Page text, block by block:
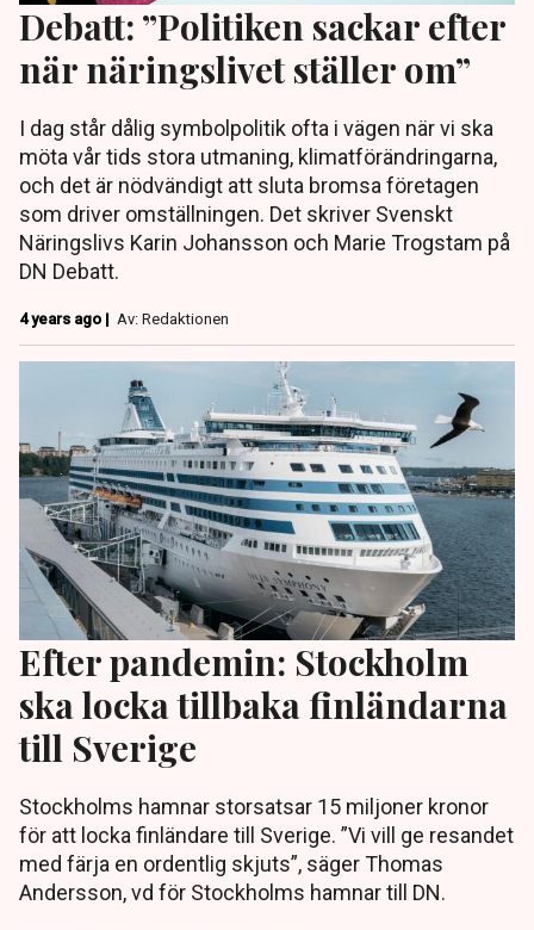
Debatt: ”Politiken sackar efter
när näringslivet ställer om”
I dag står dålig symbolpolitik ofta i vägen när vi ska
möta vår tids stora utmaning, klimatförändringarna,
och det är nödvändigt att sluta bromsa företagen
som driver omställningen. Det skriver Svenskt
Näringslivs Karin Johansson och Marie Trogstam på
DN Debatt.
4 years ago | Av: Redaktionen
Efter pandemin: Stockholm
ska locka tillbaka finländarna
till Sverige
Stockholms hamnar storsatsar 15 miljoner kronor
för att locka finländare till Sverige. ”Vi vill ge resandet
med färja en ordentlig skjuts”, säger Thomas
Andersson, vd för Stockholms hamnar till DN.